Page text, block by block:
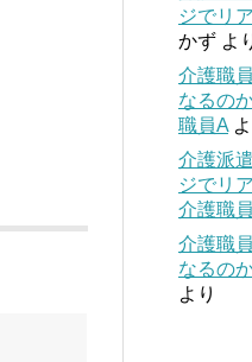
ジでリ
かず よ
介護職
なるの
職員A
介護派
ジでリ
介護職
介護職
なるの
より